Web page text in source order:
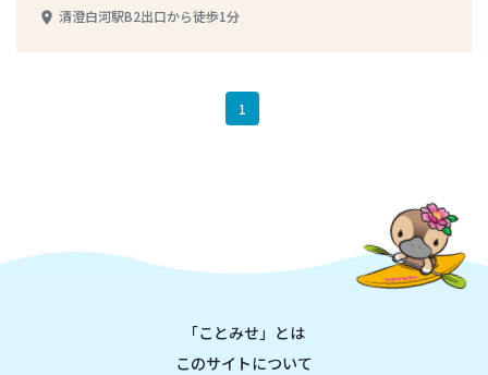
place 清澄白河駅B2出口から徒歩1分
1
「ことみせ」とは
このサイトについて